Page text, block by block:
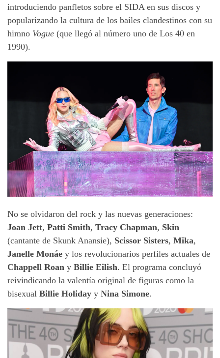
introduciendo panfletos sobre el SIDA en sus discos y
popularizando la cultura de los bailes clandestinos con su
himno Vogue (que llegó al número uno de Los 40 en
1990).
No se olvidaron del rock y las nuevas generaciones:
Joan Jett, Patti Smith, Tracy Chapman, Skin
(cantante de Skunk Anansie), Scissor Sisters, Mika,
Janelle Monáe y los revolucionarios perfiles actuales de
Chappell Roan y Billie Eilish. El programa concluyó
reivindicando la valentía original de figuras como la
bisexual Billie Holiday y Nina Simone.